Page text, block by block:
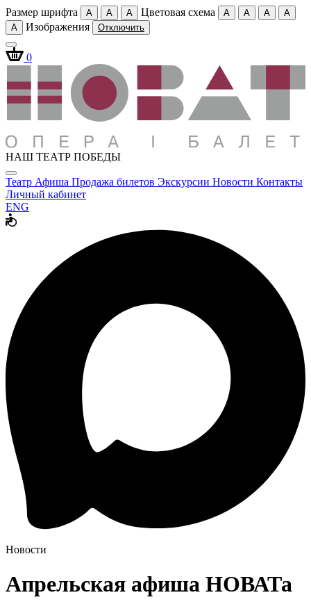
Размер шрифта A A A Цветовая схема A A A
A
A
Изображения Отключить
0
НАШ ТЕАТР ПОБЕДЫ
Театр Афиша Продажа билетов Экскурсии Новости Контакты
Личный кабинет
ENG
Новости
Апрельская афиша НОВАТа